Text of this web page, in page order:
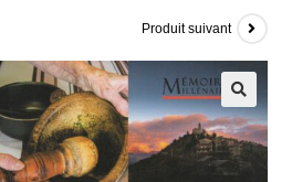
Produit suivant